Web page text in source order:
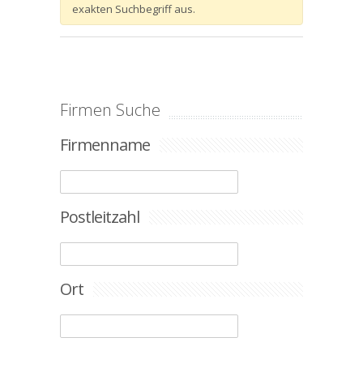
exakten Suchbegriff aus.
Firmen Suche
Firmenname
Postleitzahl
Ort